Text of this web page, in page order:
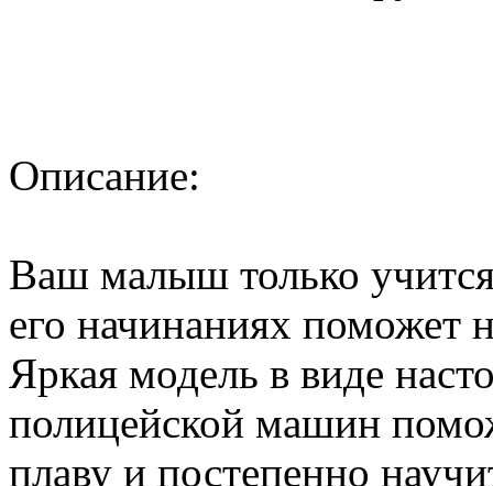
Описание:
Ваш малыш только
его начинаниях поможет
Яркая модель в виде
полицейской машин
плаву и постепенно